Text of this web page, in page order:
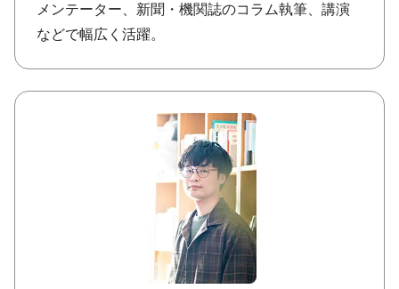
メンテーター、新聞・機関誌のコラム執筆、講演
などで幅広く活躍。